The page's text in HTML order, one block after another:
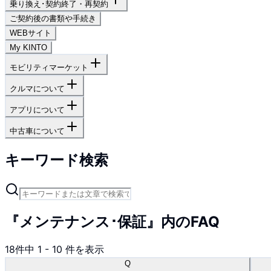
乗り換え･契約終了・再契約
ご契約後の書類や手続き
WEBサイト
My KINTO
モビリティマーケット
クルマについて
アプリについて
中古車について
キーワード検索
『メンテナンス･保証』内のFAQ
18件中 1 - 10 件を表示
Q